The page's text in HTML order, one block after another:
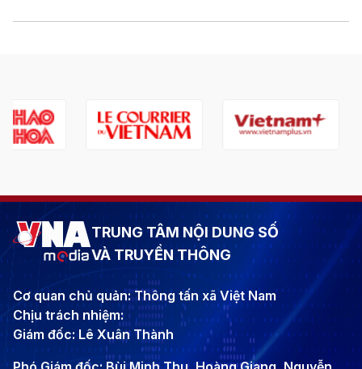
TRUNG TÂM NỘI DUNG SỐ
VÀ TRUYỀN THÔNG
Cơ quan chủ quản: Thông tấn xã Việt Nam
Chịu trách nhiệm:
Giám đốc: Lê Xuân Thành